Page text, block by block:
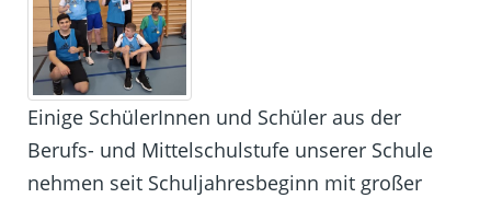
Einige SchülerInnen und Schüler aus der
Berufs- und Mittelschulstufe unserer Schule
nehmen seit Schuljahresbeginn mit großer